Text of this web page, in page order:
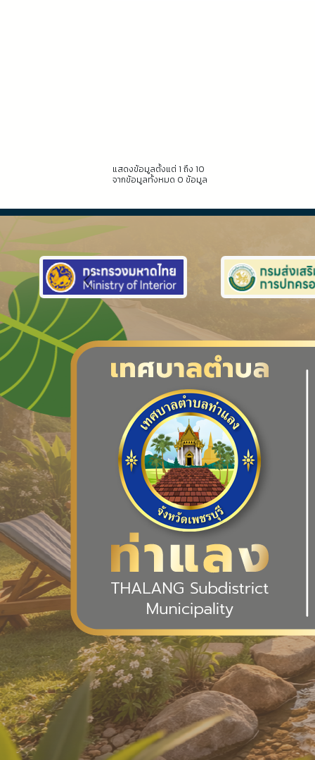
แสดงข้อมูลตั้งแต่ 1 ถึง 10
จากข้อมูลทั้งหมด 0 ข้อมูล
Previous